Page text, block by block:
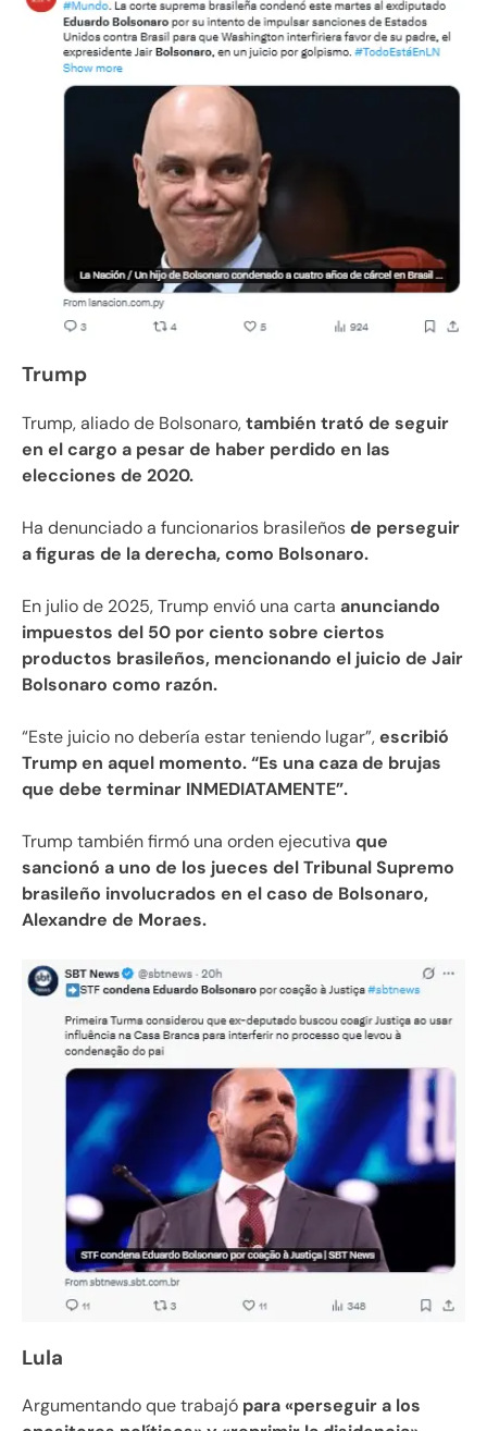
Trump
Trump, aliado de Bolsonaro,también trató de seguir
en el cargo a pesar de haber perdido en las
elecciones de 2020.
Ha denunciado a funcionarios brasileñosde perseguir
a figuras de la derecha, como Bolsonaro.
En julio de 2025, Trump envió una carta anunciando
impuestos del 50 por ciento sobre ciertos
productos brasileños, mencionando el juicio de Jair
Bolsonaro como razón.
“Este juicio no debería estar teniendo lugar”,escribió
Trump en aquel momento. “Es una caza de brujas
que debe terminar INMEDIATAMENTE”.
Trump también firmó una orden ejecutiva que
sancionó a uno de los jueces del Tribunal Supremo
brasileño involucrados en el caso de Bolsonaro,
Alexandre de Moraes.
Lula
Argumentando que trabajó para «perseguir a los